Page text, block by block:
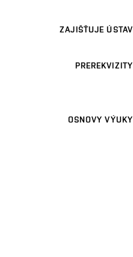
ZAJIŠŤUJE ÚSTAV
PREREKVIZITY
OSNOVY VÝUKY